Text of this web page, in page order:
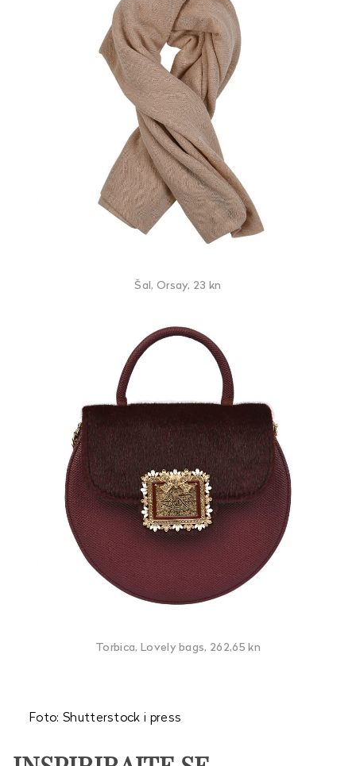
Šal, Orsay, 23 kn
Torbica, Lovely bags, 262,65 kn
Foto: Shutterstock i press